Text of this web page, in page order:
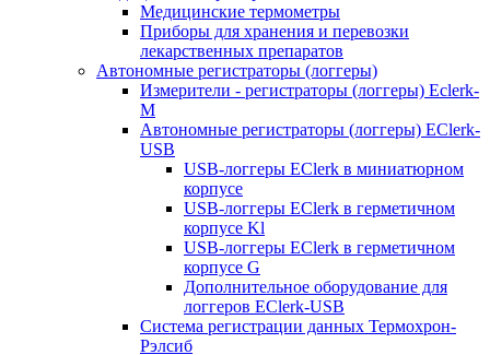
Медицинские термометры
Приборы для хранения и перевозки
лекарственных препаратов
Автономные регистраторы (логгеры)
Измерители - регистраторы (логгеры) Eclerk-
M
Автономные регистраторы (логгеры) EClerk-
USB
USB-логгеры EClerk в миниатюрном
корпусе
USB-логгеры EClerk в герметичном
корпусе Kl
USB-логгеры EClerk в герметичном
корпусе G
Дополнительное оборудование для
логгеров EClerk-USB
Система регистрации данных Термохрон-
Рэлсиб